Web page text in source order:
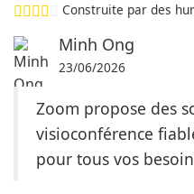
Construite par des
Minh Ong
23/06/2026
Zoom propose des
visioconférence
pour tous vos